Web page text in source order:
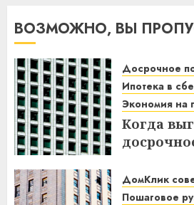
ВОЗМОЖНО, ВЫ
Досрочное
Ипотека в
Экономия на
Когда
ипотеки
или после
Узнайте
ДомКлик
Пошаговое